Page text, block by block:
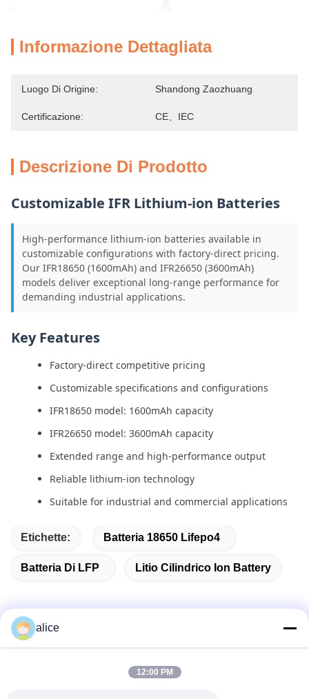
Informazione Dettagliata
Luogo Di Origine: Shandong Zaozhuang
Certificazione: CE、IEC
Descrizione Di Prodotto
Customizable IFR Lithium-ion Batteries
High-performance lithium-ion batteries available in
customizable configurations with factory-direct pricing.
Our IFR18650 (1600mAh) and IFR26650 (3600mAh)
models deliver exceptional long-range performance for
demanding industrial applications.
Key Features
Factory-direct competitive pricing
Customizable specifications and configurations
IFR18650 model: 1600mAh capacity
IFR26650 model: 3600mAh capacity
Extended range and high-performance output
Reliable lithium-ion technology
Suitable for industrial and commercial applications
Etichette: Batteria 18650 Lifepo4
Batteria Di LFP Litio Cilindrico Ion Battery
alice
12:00 PM